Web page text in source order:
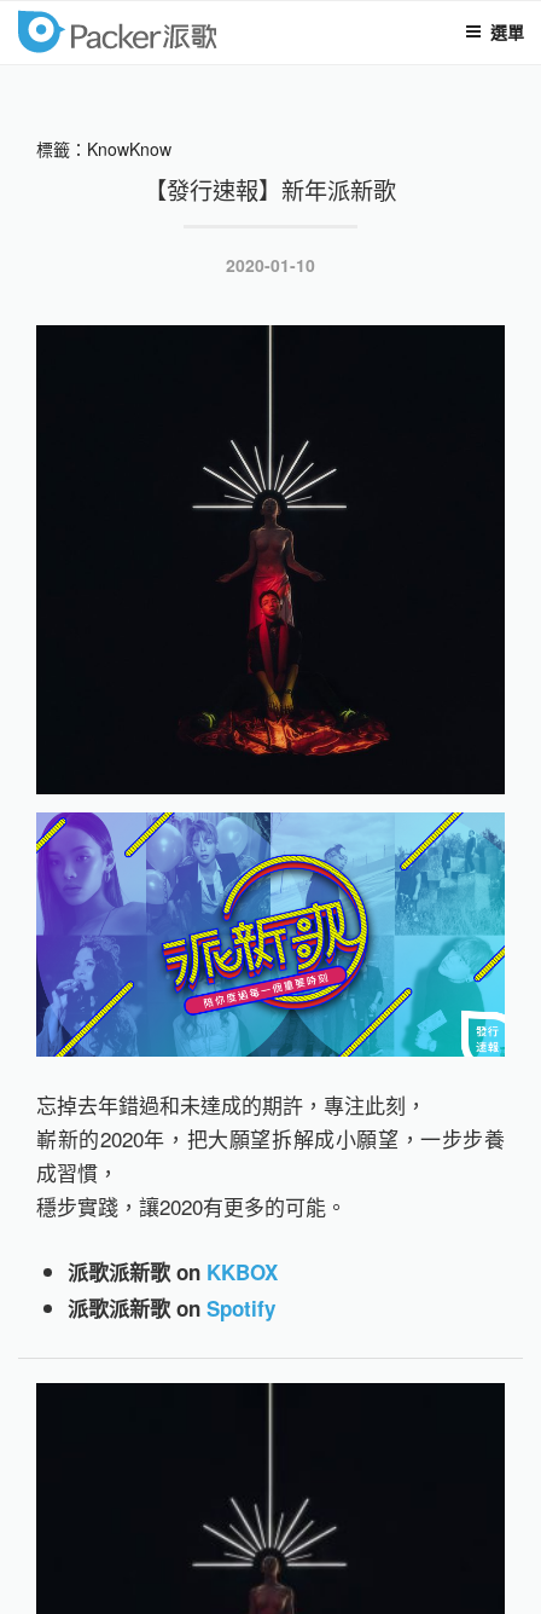
選單
packer
標籤：KnowKnow
【發行速報】新年派新歌
發
於
2020-01-10
忘掉去年錯過和未達成的期許，專注此刻，
嶄新的2020年，把大願望拆解成小願望，一步步養
成習慣，
穩步實踐，讓2020有更多的可能。
派歌派新歌 on KKBOX
派歌派新歌 on Spotify